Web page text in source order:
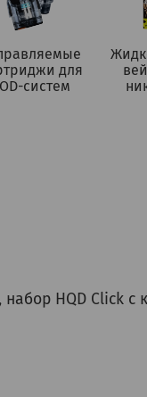
для
систем
набор HQD Click